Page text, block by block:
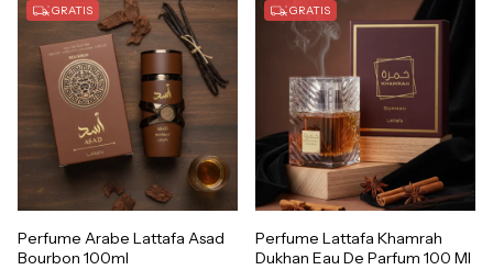
GRATIS
Perfume Arabe Lattafa Asad
Bourbon 100ml
GRATIS
Perfume Lattafa Khamrah
Dukhan Eau De Parfum 100 Ml